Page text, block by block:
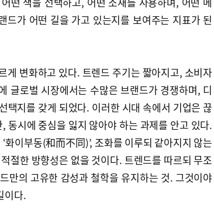
드가 어떤 길을 가고 있는지를 보여주는 지표가 된
게 변화하고 있다. 트렌드 주기는 짧아지고, 소비자
글로벌 시장에서는 수많은 브랜드가 경쟁하며, 디
택지를 갖게 되었다. 이러한 시대 속에서 기업은 끊
동시에 중심을 잃지 않아야 하는 과제를 안고 있다.
화이부동(和而不同)’, 조화를 이루되 같아지지 않는
절한 방향성은 없을 것이다. 트렌드를 따르되 무조
만의 고유한 감성과 철학을 유지하는 것. 그것이야
이다.